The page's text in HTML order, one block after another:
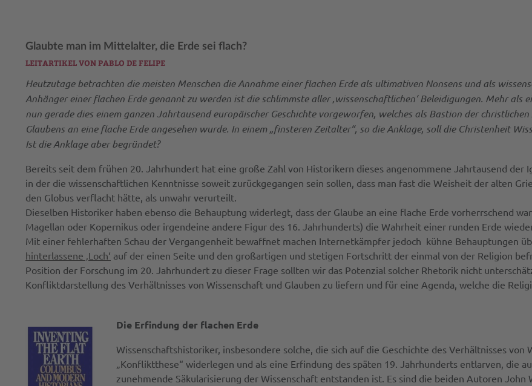
Glaubte man im Mittelalter, die Erde sei flach?
LEITARTIKEL VON PABLO DE FELIPE
Heutzutage betrachten die meisten Menschen die Annahme einer flachen Erde als ultimativen Nonsens und als
Anhänger einer flachen Erde genannt zu werden ist die schlimmste aller ‚wissenschaftlichen‘ Beleidigungen. Mehr als
nun gerade dies einem ganzen Jahrtausend europäischer Geschichte vorgeworfen, welches als Bastion der
Glaubens an eine flache Erde angesehen wurde. In einem „finsteren Zeitalter“, so die Anklage, soll die Christenheit
Ist die Anklage aber begründet?
Bereits seit dem frühen 20. Jahrhundert hat eine große Zahl von Historikern dieses angenommene Jahrtausend der
in der die wissenschaftlichen Kenntnisse soweit zurückgegangen sein sollen, dass man fast die Weisheit der alten
den Globus verflacht hätte, als unwahr verurteilt.
Dieselben Historiker haben ebenso die Behauptung widerlegt, dass der Glaube an eine flache Erde vorherrschend
Magellan oder Kopernikus oder irgendeine andere Figur des 16. Jahrhunderts) die Wahrheit einer runden Erde
Mit einer fehlerhaften Schau der Vergangenheit bewaffnet machen Internetkämpfer jedoch kühne Behauptungen
hinterlassene ‚Loch‘ auf der einen Seite und den großartigen und stetigen Fortschritt der einmal von der Religion
Position der Forschung im 20. Jahrhundert zu dieser Frage sollten wir das Potenzial solcher Rhetorik nicht
Konfliktdarstellung des Verhältnisses von Wissenschaft und Glauben zu liefern und für eine Agenda, welche die
Die Erfindung der flachen Erde
Wissenschaftshistoriker, insbesondere solche, die sich auf die Geschichte des Verhältnisses
„Konfliktthese“ widerlegen und als eine Erfindung des späten 19. Jahrhunderts entlarven, die
zunehmende Säkularisierung der Wissenschaft entstanden ist. Es sind die beiden Autoren